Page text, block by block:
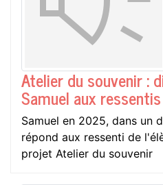
Atelier du souvenir :
Samuel aux
Samuel en 2025, dans un
répond aux ressenti de
projet Atelier du souvenir